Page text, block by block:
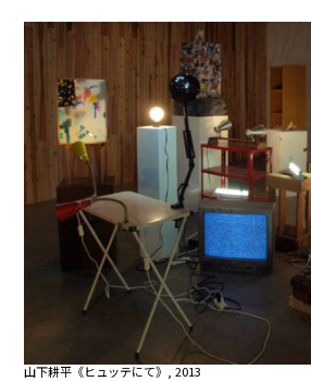
山下耕平《ヒュッテにて》, 2013